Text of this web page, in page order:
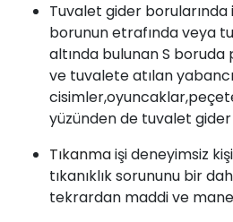
Tuvalet gider borularında
borunun etrafında veya
altında bulunan S
ve tuvalete atılan yabancı
yüzünden de tuvalet gider
Tıkanmaişi deneyimsiz
tıkanıklık sorununu bir
tekrardan maddi ve